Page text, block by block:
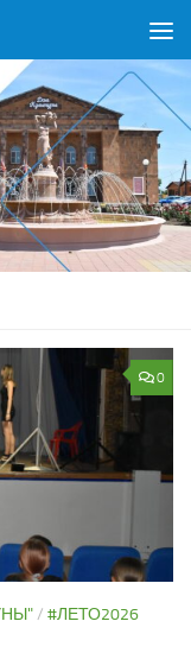
0
/ #ЛЕТО2026